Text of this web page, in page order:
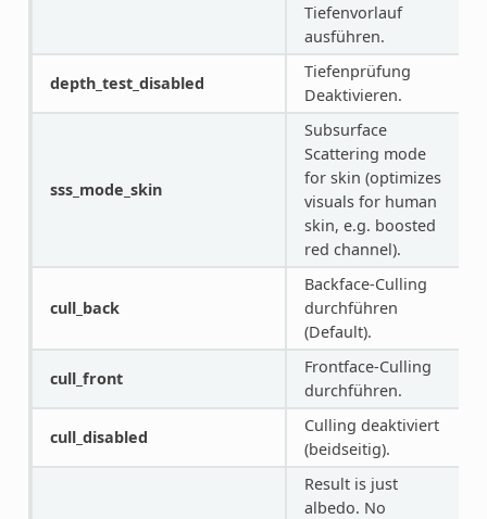
Tiefenvorlauf
ausführen.
depth_test_disabled
Tiefenprüfung
Deaktivieren.
sss_mode_skin
Subsurface
Scattering mode
for skin (optimizes
visuals for human
skin, e.g. boosted
red channel).
cull_back
Backface-Culling
durchführen
(Default).
cull_front
Frontface-Culling
durchführen.
cull_disabled
Culling deaktiviert
(beidseitig).
Result is just
albedo. No